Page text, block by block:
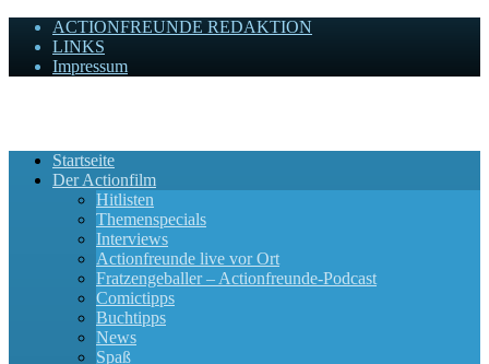
ACTIONFREUNDE REDAKTION
LINKS
Impressum
Startseite
Der Actionfilm
Hitlisten
Themenspecials
Interviews
Actionfreunde live vor Ort
Fratzengeballer – Actionfreunde-Podcast
Comictipps
Buchtipps
News
Spaß